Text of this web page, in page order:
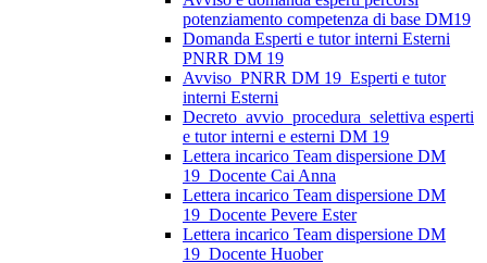
potenziamento competenza di base DM19
Domanda Esperti e tutor interni Esterni
PNRR DM 19
Avviso_PNRR DM 19_Esperti e tutor
interni Esterni
Decreto_avvio_procedura_selettiva esperti
e tutor interni e esterni DM 19
Lettera incarico Team dispersione DM
19_Docente Cai Anna
Lettera incarico Team dispersione DM
19_Docente Pevere Ester
Lettera incarico Team dispersione DM
19_Docente Huober